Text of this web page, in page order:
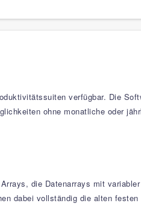
verfügbar. Die
ohne monatliche oder
die Datenarrays mit
dabei vollständig die alten festen